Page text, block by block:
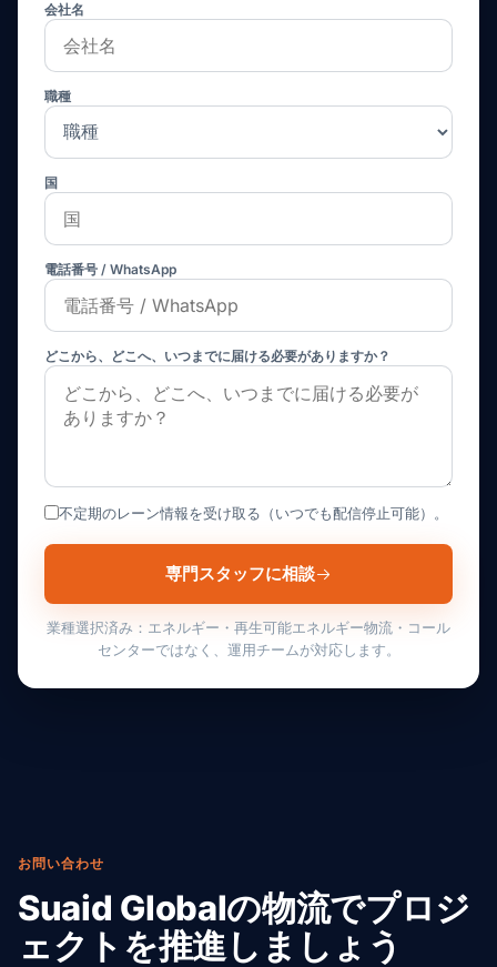
会社名
職種
国
電話番号 / WhatsApp
どこから、どこへ、いつまでに届ける必要がありますか？
不定期のレーン情報を受け取る（いつでも配信停止可能）。
専門スタッフに相談
業種選択済み：エネルギー・再生可能エネルギー物流・コール
センターではなく、運用チームが対応します。
お問い合わせ
Suaid Globalの物流でプロジ
ェクトを推進しましょう